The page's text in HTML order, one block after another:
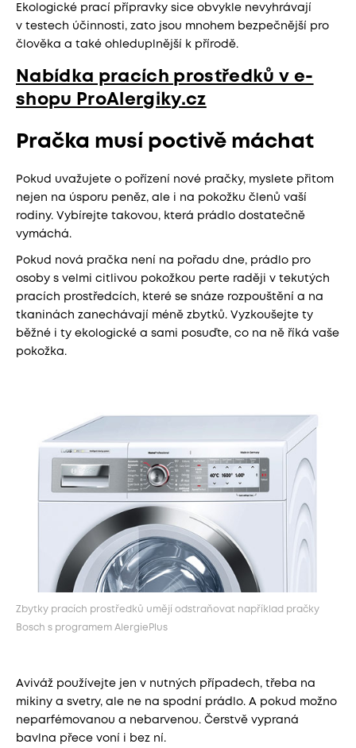
Ekologické prací přípravky sice obvykle nevyhrávají
v testech účinnosti, zato jsou mnohem bezpečnější pro
člověka a také ohleduplnější k přírodě.
Nabídka pracích prostředků v e-
shopu ProAlergiky.cz
Pračka musí poctivě máchat
Pokud uvažujete o pořízení nové pračky, myslete přitom
nejen na úsporu peněz, ale i na pokožku členů vaší
rodiny. Vybírejte takovou, která prádlo dostatečně
vymáchá.
Pokud nová pračka není na pořadu dne, prádlo pro
osoby s velmi citlivou pokožkou perte raději v tekutých
pracích prostředcích, které se snáze rozpouštění a na
tkaninách zanechávají méně zbytků. Vyzkoušejte ty
běžné i ty ekologické a sami posuďte, co na ně říká vaše
pokožka.
Zbytky pracích prostředků umějí odstraňovat například pračky
Bosch s programem AlergiePlus
Aviváž používejte jen v nutných případech, třeba na
mikiny a svetry, ale ne na spodní prádlo. A pokud možno
neparfémovanou a nebarvenou. Čerstvě vypraná
bavlna přece voní i bez ní.